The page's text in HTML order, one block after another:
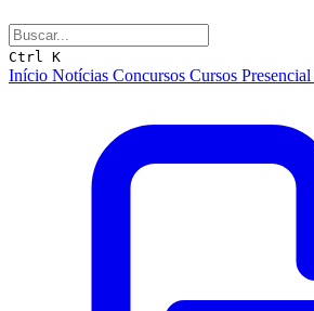
Ctrl K
Início Notícias Concursos Cursos Presencial